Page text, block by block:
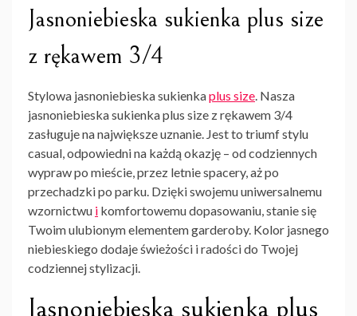
Jasnoniebieska sukienka plus size
z rękawem 3/4
Stylowa jasnoniebieska sukienkaplus size. Nasza
jasnoniebieska sukienka plus size z rękawem 3/4
zasługuje na największe uznanie. Jest to triumf stylu
casual, odpowiedni na każdą okazję – od codziennych
wypraw po mieście, przez letnie spacery, aż po
przechadzki po parku. Dzięki swojemu uniwersalnemu
wzornictwu i komfortowemu dopasowaniu, stanie się
Twoim ulubionym elementem garderoby. Kolor jasnego
niebieskiego dodaje świeżości i radości do Twojej
codziennej stylizacji.
Jasnoniebieska sukienka plus